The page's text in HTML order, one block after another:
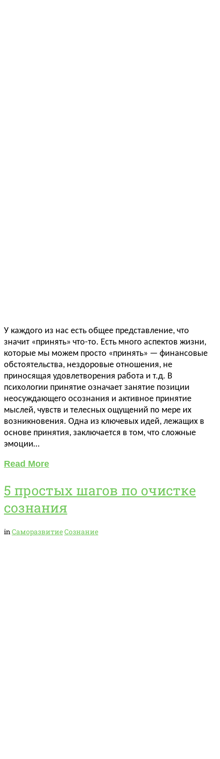
У каждого из нас есть общее представление, что
значит «принять» что-то. Есть много аспектов жизни,
которые мы можем просто «принять» — финансовые
обстоятельства, нездоровые отношения, не
приносящая удовлетворения работа и т.д. В
психологии принятие означает занятие позиции
неосуждающего осознания и активное принятие
мыслей, чувств и телесных ощущений по мере их
возникновения. Одна из ключевых идей, лежащих в
основе принятия, заключается в том, что сложные
эмоции…
Read More
5 простых шагов по очистке
сознания
inСаморазвитиеСознание